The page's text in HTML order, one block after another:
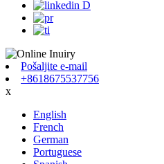
Pošaljite e-mail
+8618675537756
x
English
French
German
Portuguese